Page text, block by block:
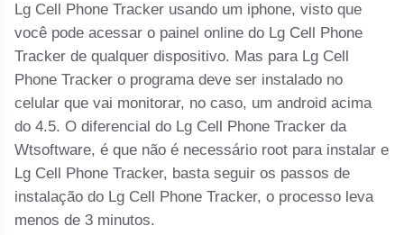
Lg Cell Phone Tracker usando um iphone, visto que
você pode acessar o painel online do Lg Cell Phone
Tracker de qualquer dispositivo. Mas para Lg Cell
Phone Tracker o programa deve ser instalado no
celular que vai monitorar, no caso, um android acima
do 4.5. O diferencial do Lg Cell Phone Tracker da
Wtsoftware, é que não é necessário root para instalar e
Lg Cell Phone Tracker, basta seguir os passos de
instalação do Lg Cell Phone Tracker, o processo leva
menos de 3 minutos.